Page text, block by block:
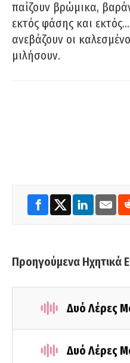
παίζουν βρώμικα,
εκτός φάσης και
ανεβάζουν οι
μιλήσουν.
Προηγούμενα Ηχητικά
Δυό Λέρες
Δυό Λέρες